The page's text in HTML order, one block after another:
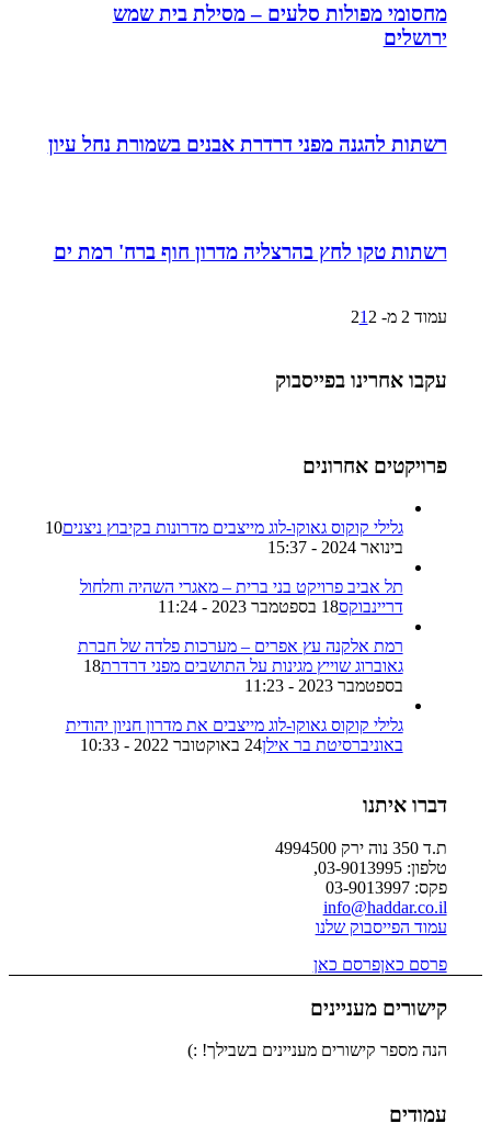
מחסומי מפולות סלעים – מסילת בית שמש
ירושלים
רשתות להגנה מפני דרדרת אבנים בשמורת נחל עיון
רשתות טקו לחץ בהרצליה מדרון חוף ברח' רמת ים
עמוד 2 מ- 2 1 2
עקבו אחרינו בפייסבוק
פרויקטים אחרונים
גלילי קוקוס גאוקו-לוג מייצבים מדרונות בקיבוץ ניצנים10
בינואר 2024 - 15:37
תל אביב פרויקט בני ברית – מאגרי השהיה וחלחול
דריינבוקס18 בספטמבר 2023 - 11:24
רמת אלקנה עץ אפרים – מערכות פלדה של חברת
גאוברוג שוייץ מגינות על התושבים מפני דרדרת18
בספטמבר 2023 - 11:23
גלילי קוקוס גאוקו-לוג מייצבים את מדרון חניון יהודית
באוניברסיטת בר אילן24 באוקטובר 2022 - 10:33
דברו איתנו
ת.ד 350 נוה ירק 4994500
טלפון: 03-9013995,
פקס: 03-9013997
info@haddar.co.il
עמוד הפייסבוק שלנו
פרסם כאןפרסם כאן
קישורים מעניינים
הנה מספר קישורים מעניינים בשבילך! :)
עמודים